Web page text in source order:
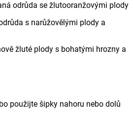
odrůda se žlutooranžovými plody
s narůžovělými plody a
žluté plody s bohatými hrozny a
použijte šipky nahoru nebo dolů